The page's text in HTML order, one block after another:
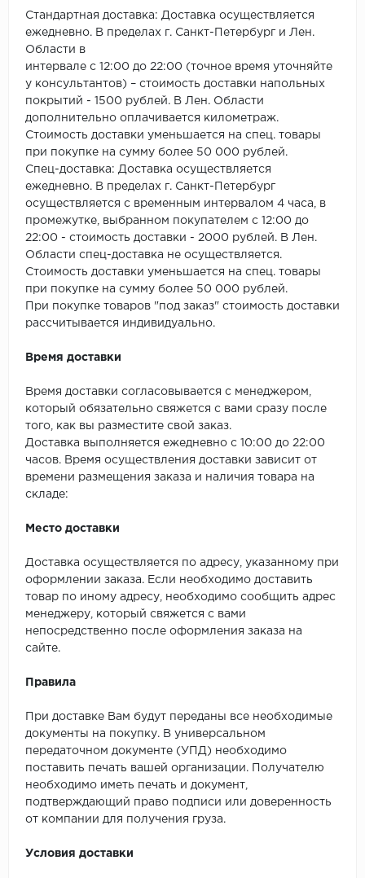
SPC Ideal Flooring
SPC Promo
SPC Stronghold
TANTO
Tarkett
Tulesna
Wonderful Vinyl
Стандартная доставка: Доставка осуществляется
ежедневно. В пределах г. Санкт-Петербург и Лен.
Области в
интервале с 12:00 до 22:00 (точное время уточняйте
у консультантов) – стоимость доставки напольных
покрытий - 1500 рублей. В Лен. Области
дополнительно оплачивается километраж.
Стоимость доставки уменьшается на спец. товары
при покупке на сумму более 50 000 рублей.
Спец-доставка: Доставка осуществляется
ежедневно. В пределах г. Санкт-Петербург
осуществляется с временным интервалом 4 часа, в
промежутке, выбранном покупателем с 12:00 до
22:00 - стоимость доставки - 2000 рублей. В Лен.
Области спец-доставка не осуществляется.
Стоимость доставки уменьшается на спец. товары
при покупке на сумму более 50 000 рублей.
При покупке товаров "под заказ" стоимость доставки
рассчитывается индивидуально.
Время доставки
Время доставки согласовывается с менеджером,
который обязательно свяжется с вами сразу после
того, как вы разместите свой заказ.
Доставка выполняется ежедневно с 10:00 до 22:00
часов. Время осуществления доставки зависит от
времени размещения заказа и наличия товара на
складе:
Место доставки
Доставка осуществляется по адресу, указанному при
оформлении заказа. Если необходимо доставить
товар по иному адресу, необходимо сообщить адрес
менеджеру, который свяжется с вами
непосредственно после оформления заказа на
сайте.
Правила
При доставке Вам будут переданы все необходимые
документы на покупку. В универсальном
передаточном документе (УПД) необходимо
поставить печать вашей организации. Получателю
необходимо иметь печать и документ,
подтверждающий право подписи или доверенность
от компании для получения груза.
Условия доставки